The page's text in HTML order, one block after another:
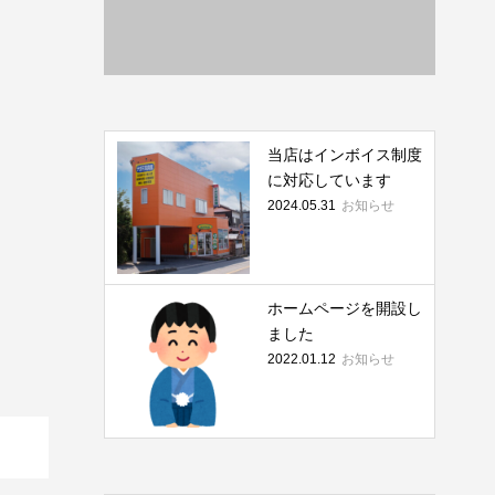
当店はインボイス制度
に対応しています
2024.05.31 お知らせ
ホームページを開設し
ました
2022.01.12 お知らせ